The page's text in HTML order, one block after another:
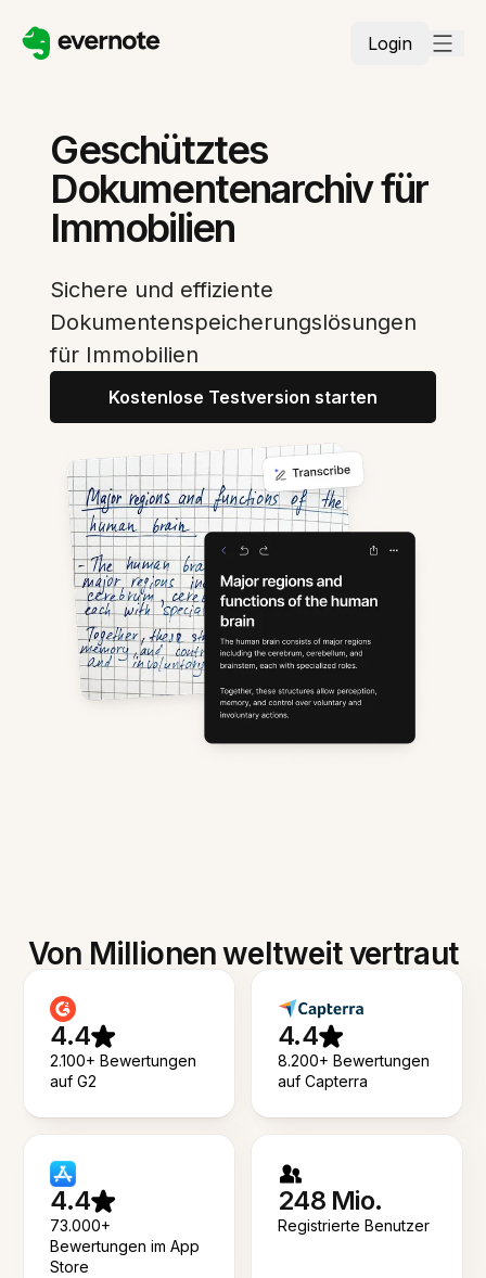
Login
Geschütztes
Dokumentenarchiv für
Immobilien
Sichere und effiziente
Dokumentenspeicherungslösungen
für Immobilien
Kostenlose Testversion starten
Von Millionen weltweit vertraut
4.4
2.100+ Bewertungen
auf G2
4.4
8.200+ Bewertungen
auf Capterra
4.4
73.000+
Bewertungen im App
Store
248 Mio.
Registrierte Benutzer